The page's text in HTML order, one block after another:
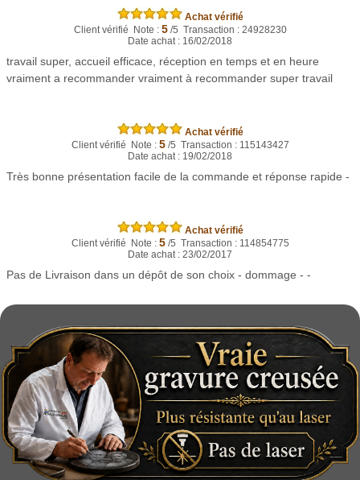
Achat vérifié
Client vérifié Note : 5/5 Transaction : 24928230
Date achat : 16/02/2018
travail super, accueil efficace, réception en temps et en heure
vraiment a recommander vraiment à recommander super travail
Achat vérifié
Client vérifié Note : 5/5 Transaction : 115143427
Date achat : 19/02/2018
Très bonne présentation facile de la commande et réponse rapide -
Achat vérifié
Client vérifié Note : 5/5 Transaction : 114854775
Date achat : 23/02/2017
Pas de Livraison dans un dépôt de son choix - dommage - -